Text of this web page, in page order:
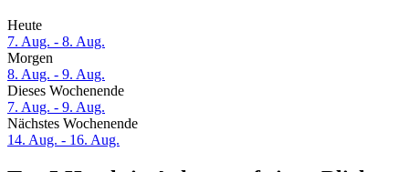
Heute
7. Aug. - 8. Aug.
Morgen
8. Aug. - 9. Aug.
Dieses Wochenende
7. Aug. - 9. Aug.
Nächstes Wochenende
14. Aug. - 16. Aug.